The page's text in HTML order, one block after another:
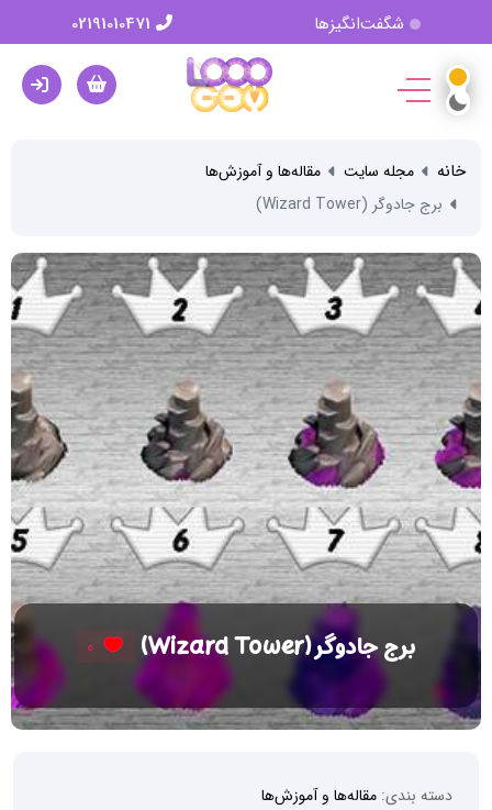
شگفت‌انگیزها
خانه مجله سایت
مقاله‌ها و آموزش‌ها
برج جادوگر (Wizard Tower)
برج جادوگر (Wizard Tower) 0
دسته بندی: مقاله‌ها و آموزش‌ها